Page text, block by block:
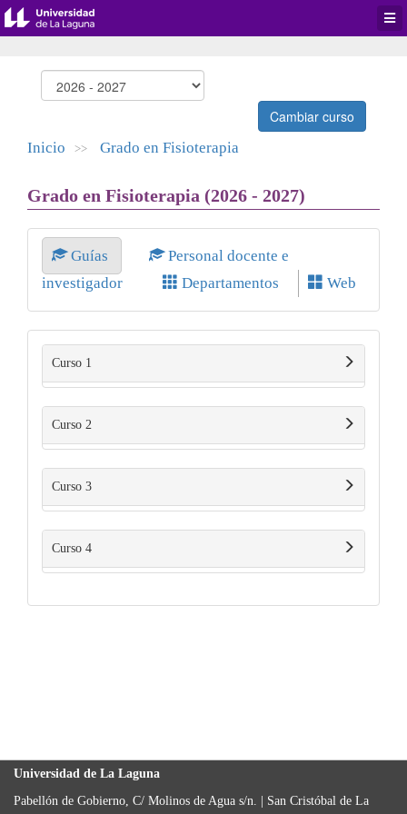
Cambiar curso
Inicio >> Grado en Fisioterapia
Grado en Fisioterapia (2026 - 2027)
Guías
Personal docente e
investigador
Departamentos Web
Curso 1
Curso 2
Curso 3
Curso 4
Universidad de La Laguna
Pabellón de Gobierno, C/ Molinos de Agua s/n. | San Cristóbal de La